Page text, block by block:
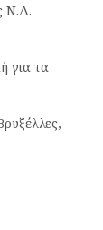
Ν.Δ.
για τα